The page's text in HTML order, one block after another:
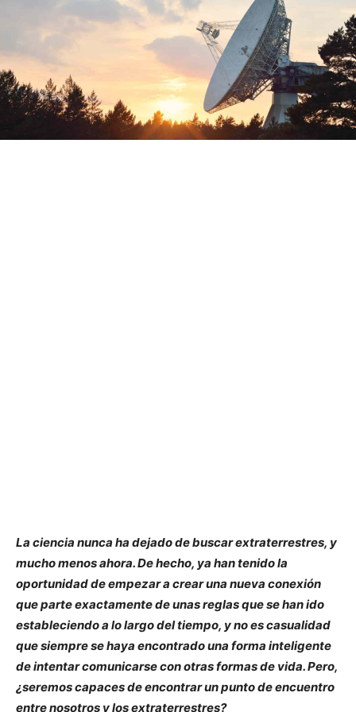
La ciencia nunca ha dejado de buscar extraterrestres, y
mucho menos ahora. De hecho, ya han tenido la
oportunidad de empezar a crear una nueva conexión
que parte exactamente de unas reglas que se han ido
estableciendo a lo largo del tiempo, y no es casualidad
que siempre se haya encontrado una forma inteligente
de intentar comunicarse con otras formas de vida. Pero,
¿seremos capaces de encontrar un punto de encuentro
entre nosotros y los extraterrestres?